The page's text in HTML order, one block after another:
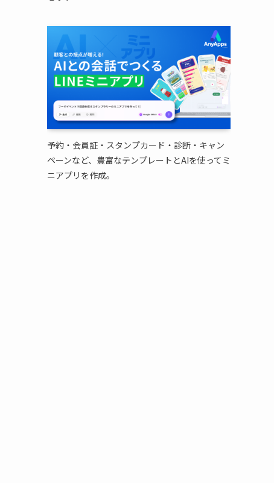
予約・会員証・スタンプカード・診断・キャン
ペーンなど、豊富なテンプレートとAIを使ってミ
ニアプリを作成。